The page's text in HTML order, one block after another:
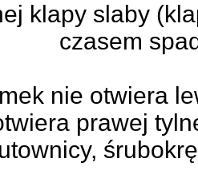
klapy slaby
czasem
nie otwiera
prawej